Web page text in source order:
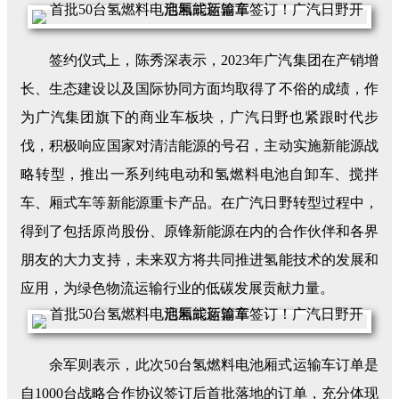
签约仪式上，陈秀深表示，2023年广汽集团在产销增
长、生态建设以及国际协同方面均取得了不俗的成绩，作
为广汽集团旗下的商业车板块，广汽日野也紧跟时代步
伐，积极响应国家对清洁能源的号召，主动实施新能源战
略转型，推出一系列纯电动和氢燃料电池自卸车、搅拌
车、厢式车等新能源重卡产品。在广汽日野转型过程中，
得到了包括原尚股份、原锋新能源在内的合作伙伴和各界
朋友的大力支持，未来双方将共同推进氢能技术的发展和
应用，为绿色物流运输行业的低碳发展贡献力量。
余军则表示，此次50台氢燃料电池厢式运输车订单是
自1000台战略合作协议签订后首批落地的订单，充分体现